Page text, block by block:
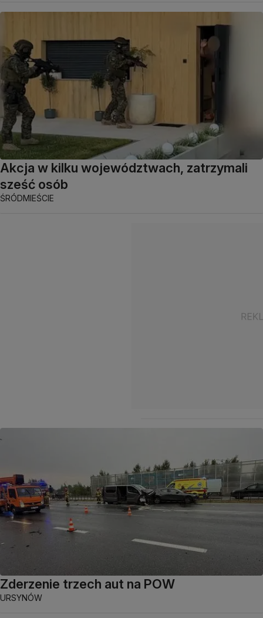
Akcja w kilku województwach, zatrzymali
sześć osób
ŚRÓDMIEŚCIE
Zderzenie trzech aut na POW
URSYNÓW